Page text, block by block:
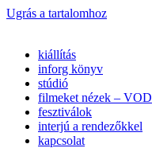
Ugrás a tartalomhoz
kiállítás
inforg könyv
stúdió
filmeket nézek – VOD
fesztiválok
interjú a rendezőkkel
kapcsolat